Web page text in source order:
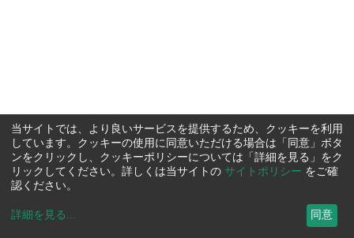
当サイトでは、より良いサービスを提供するため、クッキーを利用
しています。クッキーの使用に同意いただける場合は「同意」ボタ
ンをクリックし、クッキーポリシーについては「詳細を見る」をク
リックしてください。詳しくは当サイトの サイトポリシー をご確
認ください。
詳細を見る ... 同意